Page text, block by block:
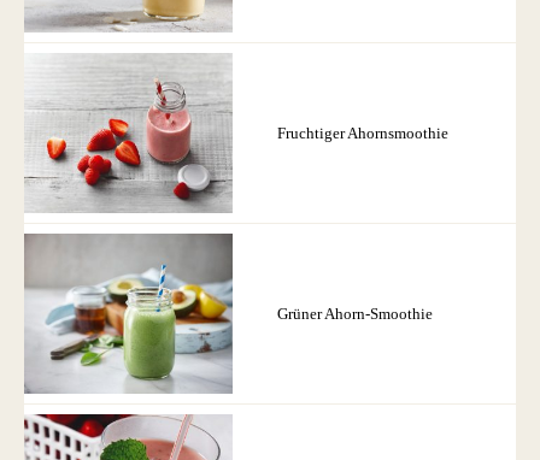
Fruchtiger Ahornsmoothie
Grüner Ahorn-Smoothie